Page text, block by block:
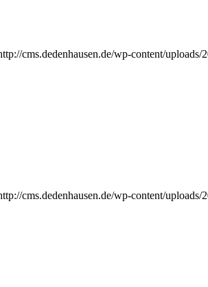
cms.dedenhausen.de/wp-content/uploads/
cms.dedenhausen.de/wp-content/uploads/